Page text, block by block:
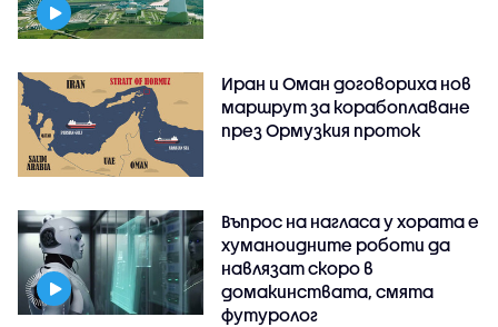
Иран и Оман договориха нов
маршрут за корабоплаване
през Ормузкия проток
Въпрос на нагласа у хората е
хуманоидните роботи да
навлязат скоро в
домакинствата, смята
футуролог